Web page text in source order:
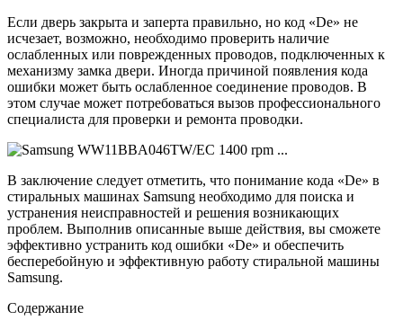
Если дверь закрыта и заперта правильно, но код «De» не
исчезает, возможно, необходимо проверить наличие
ослабленных или поврежденных проводов, подключенных к
механизму замка двери. Иногда причиной появления кода
ошибки может быть ослабленное соединение проводов. В
этом случае может потребоваться вызов профессионального
специалиста для проверки и ремонта проводки.
В заключение следует отметить, что понимание кода «De» в
стиральных машинах Samsung необходимо для поиска и
устранения неисправностей и решения возникающих
проблем. Выполнив описанные выше действия, вы сможете
эффективно устранить код ошибки «De» и обеспечить
бесперебойную и эффективную работу стиральной машины
Samsung.
Содержание